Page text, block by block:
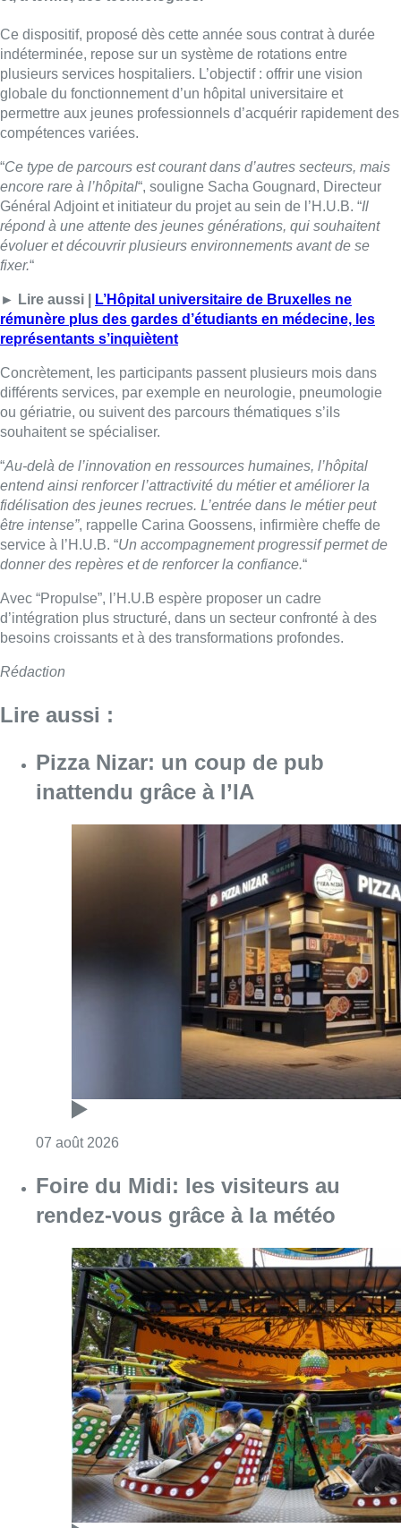
Ce dispositif, proposé dès cette année sous contrat à durée
indéterminée, repose sur un système de rotations entre
plusieurs services hospitaliers. L’objectif : offrir une vision
globale du fonctionnement d’un hôpital universitaire et
permettre aux jeunes professionnels d’acquérir rapidement des
compétences variées.
“Ce type de parcours est courant dans d’autres secteurs, mais
encore rare à l’hôpital“, souligne Sacha Gougnard, Directeur
Général Adjoint et initiateur du projet au sein de l’H.U.B. “Il
répond à une attente des jeunes générations, qui souhaitent
évoluer et découvrir plusieurs environnements avant de se
fixer.“
► Lire aussi |
L’Hôpital universitaire de Bruxelles ne
rémunère plus des gardes d’étudiants en médecine, les
représentants s’inquiètent
Concrètement, les participants passent plusieurs mois dans
différents services, par exemple en neurologie, pneumologie
ou gériatrie, ou suivent des parcours thématiques s’ils
souhaitent se spécialiser.
“Au-delà de l’innovation en ressources humaines, l’hôpital
entend ainsi renforcer l’attractivité du métier et améliorer la
fidélisation des jeunes recrues. L’entrée dans le métier peut
être intense”, rappelle Carina Goossens, infirmière cheffe de
service à l’H.U.B. “Un accompagnement progressif permet de
donner des repères et de renforcer la confiance.“
Avec “Propulse”, l’H.U.B espère proposer un cadre
d’intégration plus structuré, dans un secteur confronté à des
besoins croissants et à des transformations profondes.
Rédaction
Lire aussi :
Pizza Nizar: un coup de pub
inattendu grâce à l’IA
07 août 2026
Foire du Midi: les visiteurs au
rendez-vous grâce à la météo